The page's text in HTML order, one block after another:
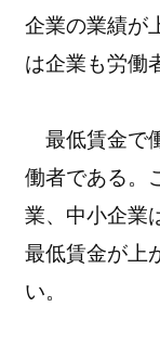
企業の業績が
は企業も労働
最低賃金で
働者である。
業、中小企業
最低賃金が上
い。